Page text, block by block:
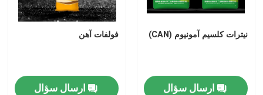
نیترات کلسیم آمونیوم (CAN)
ارسال سؤال
فولفات آهن
ارسال سؤال